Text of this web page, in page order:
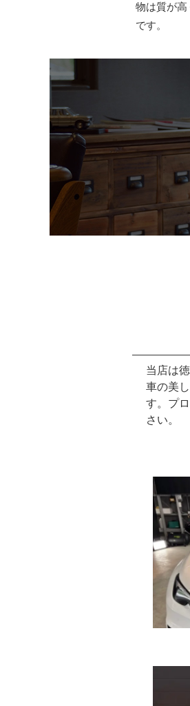
物は質が
です。
当店は
車の美
す。プ
さい。